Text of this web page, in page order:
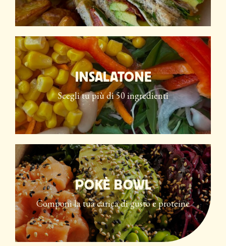
INSALATONE
Scegli tu più di 50 ingredienti
POKÈ BOWL
Componi la tua carica di gusto e proteine